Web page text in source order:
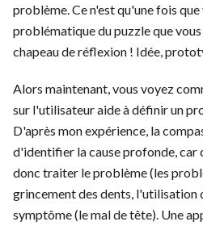
problème. Ce n'est qu'une fois
problématique du puzzle que
chapeau de réflexion ! Idée,
Alors maintenant, vous voyez
sur l'utilisateur aide à définir un
D'après mon expérience, la
d'identifier la cause profonde, car
donc traiter le problème (les
grincement des dents, l'utilisation
symptôme (le mal de tête). Une